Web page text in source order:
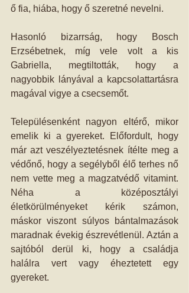
ő fia, hiába, hogy ő szeretné nevelni.
Hasonló bizarrság, hogy Bosch
Erzsébetnek, míg vele volt a kis
Gabriella, megtiltották, hogy a
nagyobbik lányával a kapcsolattartásra
magával vigye a csecsemőt.
Településenként nagyon eltérő, mikor
emelik ki a gyereket. Előfordult, hogy
már azt veszélyeztetésnek ítélte meg a
védőnő, hogy a segélyből élő terhes nő
nem vette meg a magzatvédő vitamint.
Néha a középosztályi
életkörülményeket kérik számon,
máskor viszont súlyos bántalmazások
maradnak évekig észrevétlenül. Aztán a
sajtóból derül ki, hogy a családja
halálra vert vagy éheztetett egy
gyereket.